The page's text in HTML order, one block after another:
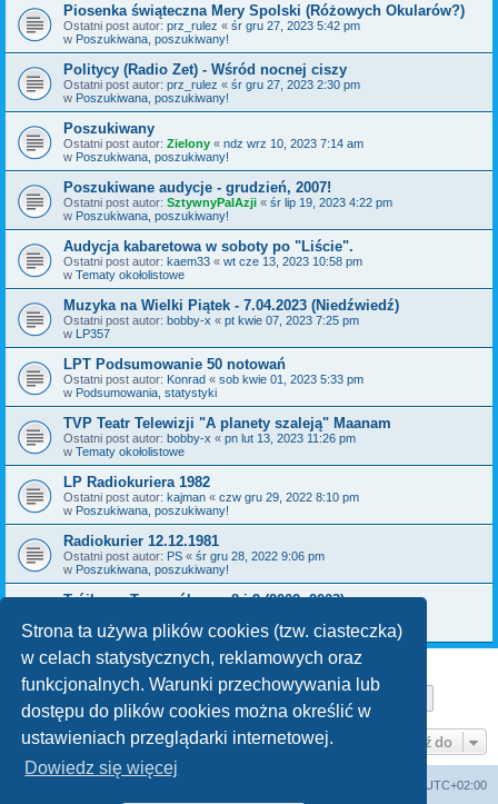
Strona ta używa plików cookies (tzw. ciasteczka)
w celach statystycznych, reklamowych oraz
funkcjonalnych. Warunki przechowywania lub
dostępu do plików cookies można określić w
ustawieniach przeglądarki internetowej.
Dowiedz się więcej
Piosenka świąteczna Mery Spolski (Różowych Okularów?)
Ostatni post autor: prz_rulez « śr gru 27, 2023 5:42 pm
w Poszukiwana, poszukiwany!
Politycy (Radio Zet) - Wśród nocnej ciszy
Ostatni post autor: prz_rulez « śr gru 27, 2023 2:30 pm
w Poszukiwana, poszukiwany!
Poszukiwany
Ostatni post autor: Zielony « ndz wrz 10, 2023 7:14 am
w Poszukiwana, poszukiwany!
Poszukiwane audycje - grudzień, 2007!
Ostatni post autor: SztywnyPalAzji « śr lip 19, 2023 4:22 pm
w Poszukiwana, poszukiwany!
Audycja kabaretowa w soboty po "Liście".
Ostatni post autor: kaem33 « wt cze 13, 2023 10:58 pm
w Tematy okołolistowe
Muzyka na Wielki Piątek - 7.04.2023 (Niedźwiedź)
Ostatni post autor: bobby-x « pt kwie 07, 2023 7:25 pm
w LP357
LPT Podsumowanie 50 notowań
Ostatni post autor: Konrad « sob kwie 01, 2023 5:33 pm
w Podsumowania, statystyki
TVP Teatr Telewizji "A planety szaleją" Maanam
Ostatni post autor: bobby-x « pn lut 13, 2023 11:26 pm
w Tematy okołolistowe
LP Radiokuriera 1982
Ostatni post autor: kajman « czw gru 29, 2022 8:10 pm
w Poszukiwana, poszukiwany!
Radiokurier 12.12.1981
Ostatni post autor: PS « śr gru 28, 2022 9:06 pm
w Poszukiwana, poszukiwany!
Trójkowy Top ogólny nr 8 i 9 (2002, 2003)
w Poszukiwana, poszukiwany!
Znaleziono 709 wyników Strona 1z 29
3
Przejdź do
UTC+02:00